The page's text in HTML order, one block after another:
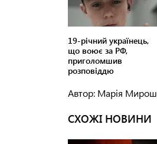
Автор: Марія
СХОЖІ НОВИНИ